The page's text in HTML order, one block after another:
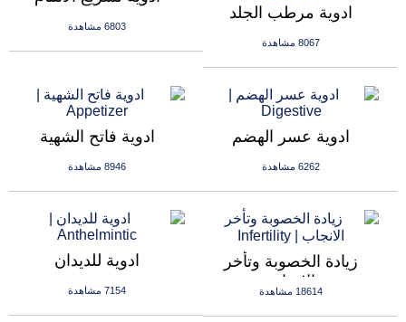
6803 مشاهدة
ادوية مرطب الجلد
8067 مشاهدة
ادوية فاتح الشهية
8946 مشاهدة
ادوية عسر الهضم
6262 مشاهدة
ادوية للديدان
7154 مشاهدة
زيادة الخصوبة وتأخر
الانجاب
18614 مشاهدة